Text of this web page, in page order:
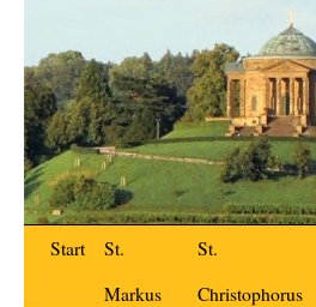
Start
St.
Markus
St.
Christophorus